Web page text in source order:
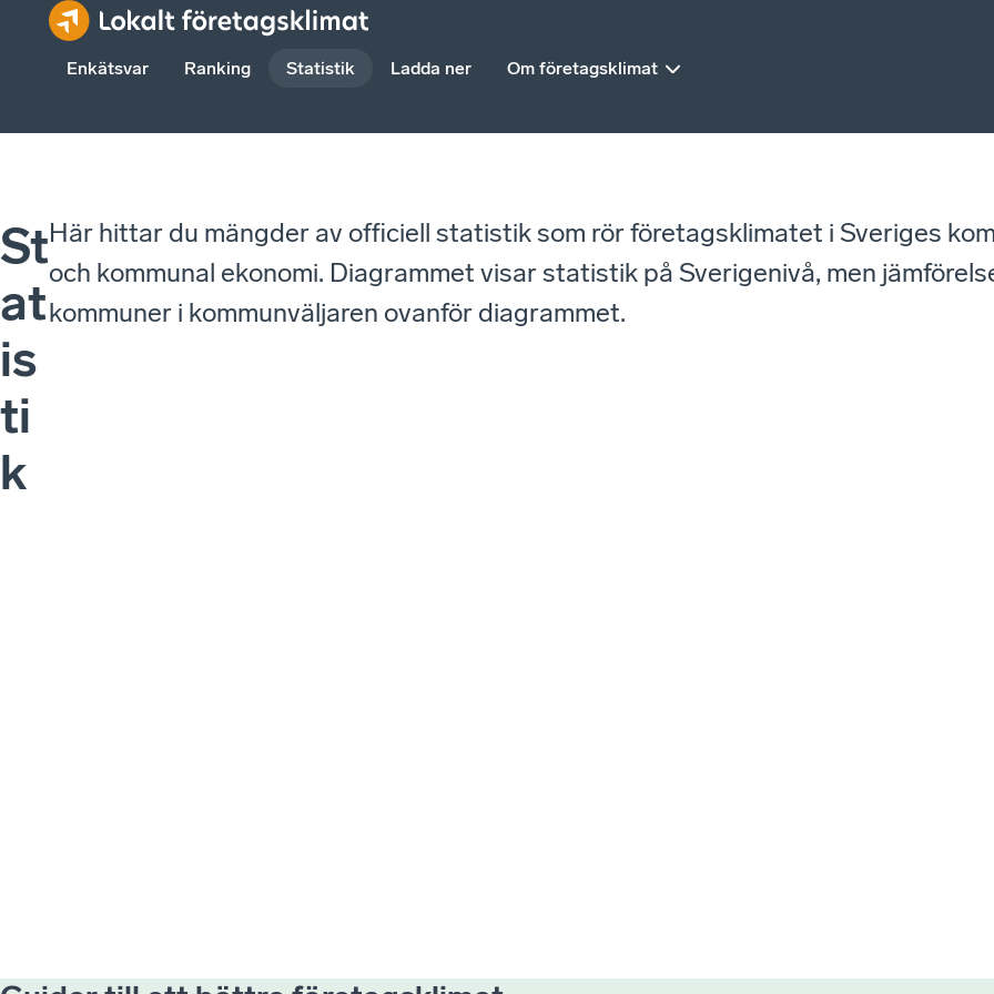
Enkätsvar Ranking Statistik Ladda ner Om företagsklimat
St
at
is
ti
k
Här hittar du mängder av officiell statistik som rör företagsklimatet i Sveriges
och kommunal ekonomi. Diagrammet visar statistik på Sverigenivå, men
kommuner i kommunväljaren ovanför diagrammet.